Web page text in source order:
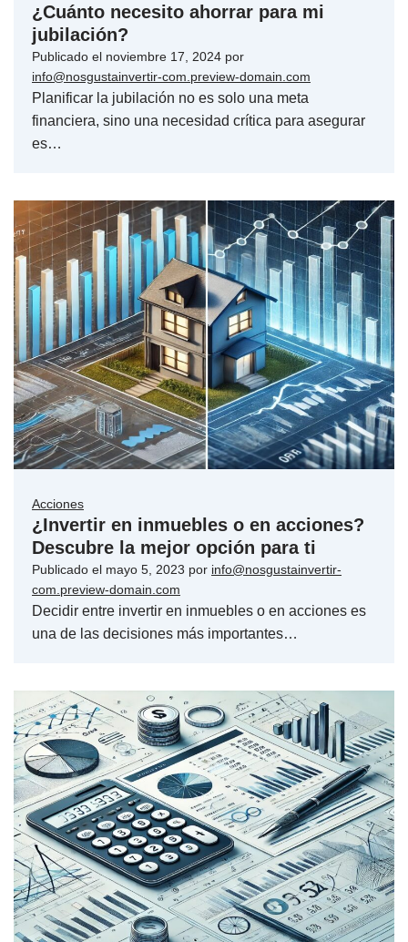
¿Cuánto necesito ahorrar para mi
jubilación?
Publicado el noviembre 17, 2024 por
info@nosgustainvertir-com.preview-domain.com
Planificar la jubilación no es solo una meta
financiera, sino una necesidad crítica para asegurar
es…
Acciones
¿Invertir en inmuebles o en acciones?
Descubre la mejor opción para ti
Publicado el mayo 5, 2023 por info@nosgustainvertir-
com.preview-domain.com
Decidir entre invertir en inmuebles o en acciones es
una de las decisiones más importantes…